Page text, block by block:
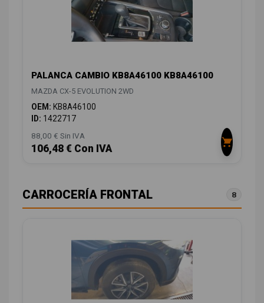
PALANCA CAMBIO KB8A46100 KB8A46100
MAZDA CX-5 EVOLUTION 2WD
OEM: KB8A46100
ID: 1422717
88,00 € Sin IVA
106,48 € Con IVA
CARROCERÍA FRONTAL 8